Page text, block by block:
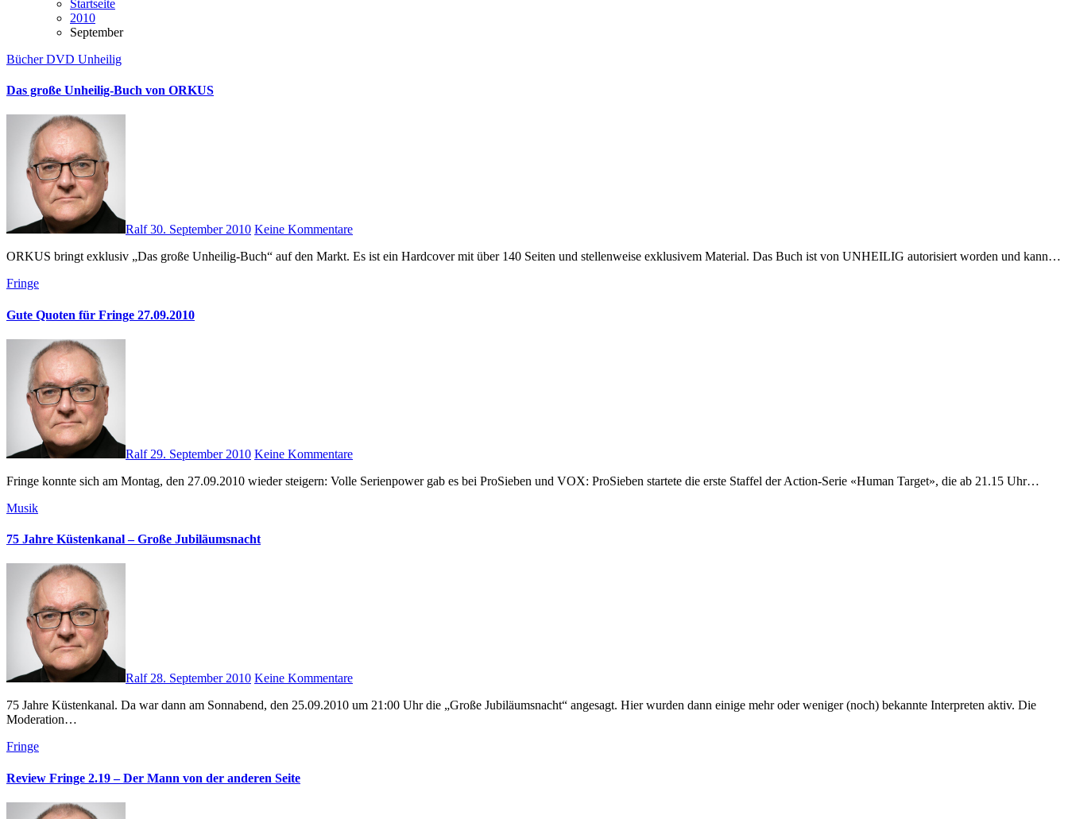
Startseite
2010
September
BücherDVD Unheilig
Das große Unheilig-Buch von ORKUS
Ralf30. September 2010 Keine Kommentare
ORKUS bringt exklusiv „Das große Unheilig-Buch“ auf den Markt. Es ist ein Hardcover mit über 140 Seiten und stellenweise exklusivem Material. Das Buch ist von UNHEILIG autorisiert worden und kann…
Fringe
Gute Quoten für Fringe 27.09.2010
Ralf 29. September 2010 Keine Kommentare
Fringe konnte sich am Montag, den 27.09.2010 wieder steigern: Volle Serienpower gab es bei ProSieben und VOX: ProSieben startete die erste Staffel der Action-Serie «Human Target», die ab 21.15 Uhr…
Musik
75 Jahre Küstenkanal – Große Jubiläumsnacht
Ralf28. September 2010 Keine Kommentare
75 Jahre Küstenkanal. Da war dann am Sonnabend, den 25.09.2010 um 21:00 Uhr die „Große Jubiläumsnacht“ angesagt. Hier wurden dann einige mehr oder weniger (noch) bekannte Interpreten aktiv. Die
Moderation…
Fringe
Review Fringe 2.19 – Der Mann von der anderen Seite